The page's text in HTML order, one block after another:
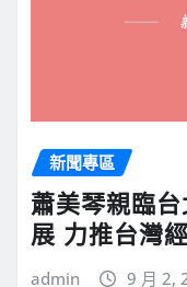
新聞專區
蕭美琴親臨
展 力推台灣
admin 9 月 2,